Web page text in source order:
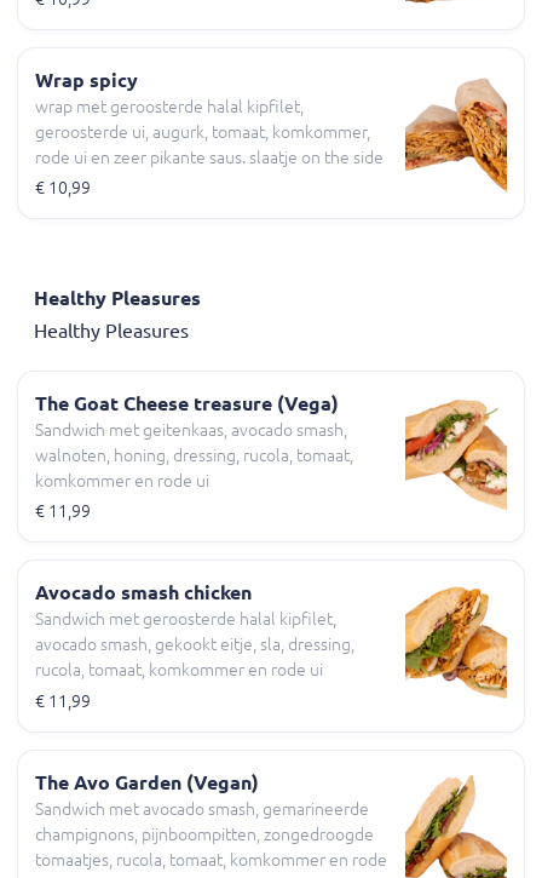
Wrap spicy
wrap met geroosterde halal kipfilet,
geroosterde ui, augurk, tomaat, komkommer,
rode ui en zeer pikante saus. slaatje on the side
Halal
€ 10,99
Healthy Pleasures
Healthy Pleasures
The Goat Cheese treasure (Vega)
Sandwich met geitenkaas, avocado smash,
walnoten, honing, dressing, rucola, tomaat,
komkommer en rode ui
€ 11,99
Avocado smash chicken
Sandwich met geroosterde halal kipfilet,
avocado smash, gekookt eitje, sla, dressing,
rucola, tomaat, komkommer en rode ui
€ 11,99
The Avo Garden (Vegan)
Sandwich met avocado smash, gemarineerde
champignons, pijnboompitten, zongedroogde
tomaatjes, rucola, tomaat, komkommer en rode